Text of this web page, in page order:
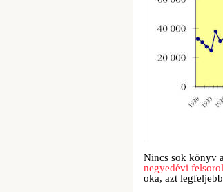
Nincs sok könyv
negyedévi
oka, azt